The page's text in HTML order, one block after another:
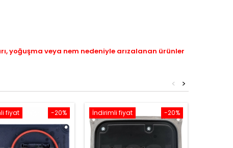
yoğuşma veya nem nedeniyle arızalanan ürünler
>
<
-20%
fiyat -20%
İndirimli fiyat